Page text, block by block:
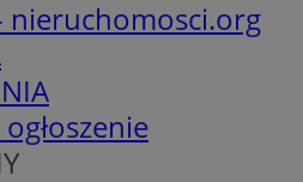
nieruchomosci.org